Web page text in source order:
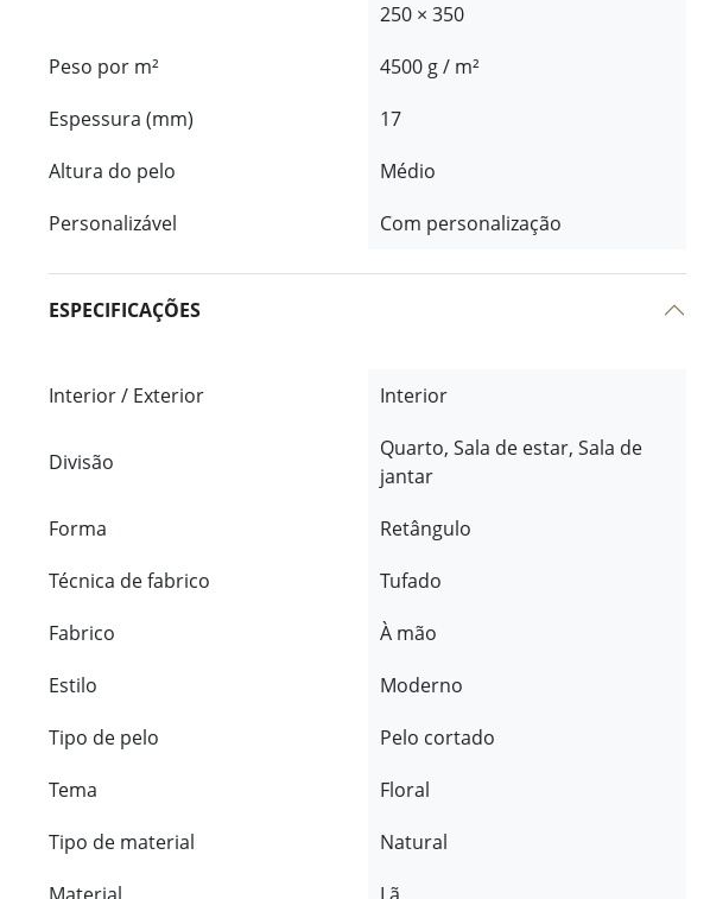
250 × 350
Peso por m²
4500 g / m²
Espessura (mm)
17
Altura do pelo
Médio
Personalizável
Com personalização
ESPECIFICAÇÕES
Interior / Exterior Interior
Divisão
Quarto, Sala de estar, Sala de
jantar
Forma
Retângulo
Técnica de fabrico
Tufado
Fabrico
À mão
Estilo
Moderno
Tipo de pelo
Pelo cortado
Tema
Floral
Tipo de material
Natural